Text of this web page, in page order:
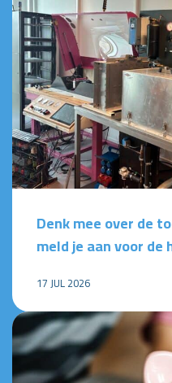
Denk mee over de
meld je aan voor
17 JUL 2026